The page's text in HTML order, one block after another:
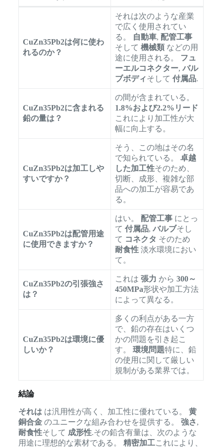
CuZn35Pb2は何に使わ
れるのか？
それは次のような産業
で広く使用されてい
る。
自動車, 配管工事
そして 機械類などの用
途に使用される。 フュ
ーエルコネクター, バル
ブボディそして 付属品.
CuZn35Pb2に含まれる
鉛の量は？
の間が含まれている。
1.8%および2.2%リード
これにより加工性が大
幅に向上する。
CuZn35Pb2は加工しや
すいですか？
そう、この地はその名
で知られている。 卓越
した加工性そのため、
切断、成形、複雑な部
品への加工が容易であ
る。
CuZn35Pb2は配管用途
に使用できますか？
はい。 配管工事にとっ
て 付属品, バルブそし
て コネクタ そのため
耐食性淡水環境におい
て。
CuZn35Pb2の引張強さ
は？
これは 張力 から 300～
450MPa形状や加工方法
によって異なる。
CuZn35Pb2は環境に優
しいか？
多くの利点がある一方
で、鉛の存在はいくつ
かの問題を引き起こ
す。 環境問題特に、鉛
の使用に関して厳しい
規制がある業界では。
結論
それは は汎用性が高く、加工性に優れている。 黄
銅合金のユニークな組み合わせを提供する。 強さ,
耐食性そして 成形性.その鉛含有量は、次のような
用途に理想的な素材である。 精密加工これにより、